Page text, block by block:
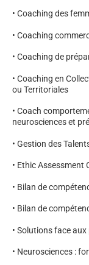
• Coaching des
• Coaching
• Coaching de
• Coaching en
ou Territoriales
• Coach
neurosciences et
• Gestion des
• Ethic Assessment
• Bilan de
• Bilan de
• Solutions face
• Neurosciences :